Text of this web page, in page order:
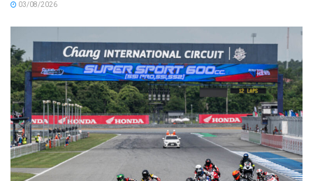
03/08/2026